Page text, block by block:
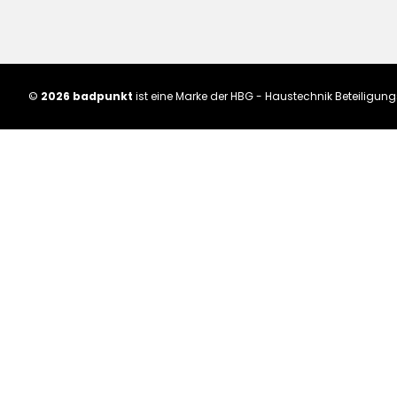
© 2026 badpunkt ist eine Marke der HBG - Haustechnik